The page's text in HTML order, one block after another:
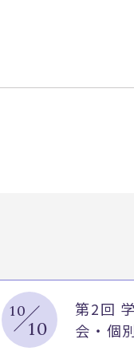
10
10
第2回
会・個